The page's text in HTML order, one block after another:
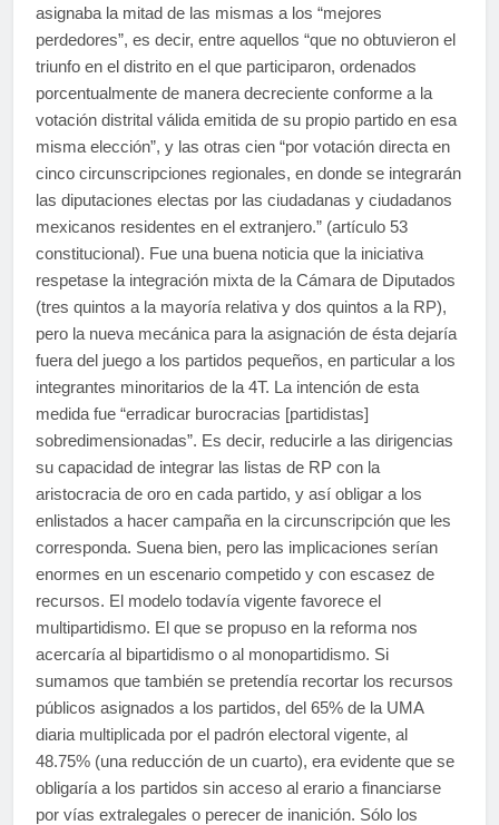
asignaba la mitad de las mismas a los “mejores
perdedores”, es decir, entre aquellos “que no obtuvieron el
triunfo en el distrito en el que participaron, ordenados
porcentualmente de manera decreciente conforme a la
votación distrital válida emitida de su propio partido en esa
misma elección”, y las otras cien “por votación directa en
cinco circunscripciones regionales, en donde se integrarán
las diputaciones electas por las ciudadanas y ciudadanos
mexicanos residentes en el extranjero.” (artículo 53
constitucional). Fue una buena noticia que la iniciativa
respetase la integración mixta de la Cámara de Diputados
(tres quintos a la mayoría relativa y dos quintos a la RP),
pero la nueva mecánica para la asignación de ésta dejaría
fuera del juego a los partidos pequeños, en particular a los
integrantes minoritarios de la 4T. La intención de esta
medida fue “erradicar burocracias [partidistas]
sobredimensionadas”. Es decir, reducirle a las dirigencias
su capacidad de integrar las listas de RP con la
aristocracia de oro en cada partido, y así obligar a los
enlistados a hacer campaña en la circunscripción que les
corresponda. Suena bien, pero las implicaciones serían
enormes en un escenario competido y con escasez de
recursos. El modelo todavía vigente favorece el
multipartidismo. El que se propuso en la reforma nos
acercaría al bipartidismo o al monopartidismo. Si
sumamos que también se pretendía recortar los recursos
públicos asignados a los partidos, del 65% de la UMA
diaria multiplicada por el padrón electoral vigente, al
48.75% (una reducción de un cuarto), era evidente que se
obligaría a los partidos sin acceso al erario a financiarse
por vías extralegales o perecer de inanición. Sólo los